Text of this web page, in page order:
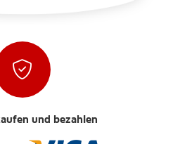
und bezahlen